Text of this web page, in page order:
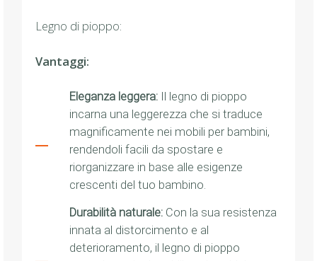
Legno di pioppo:
Vantaggi:
Eleganza leggera:Il legno di pioppo
incarna una leggerezza che si traduce
magnificamente nei mobili per bambini,
rendendoli facili da spostare e
riorganizzare in base alle esigenze
crescenti del tuo bambino.
Durabilità naturale:Con la sua resistenza
innata al distorcimento e al
deterioramento, il legno di pioppo